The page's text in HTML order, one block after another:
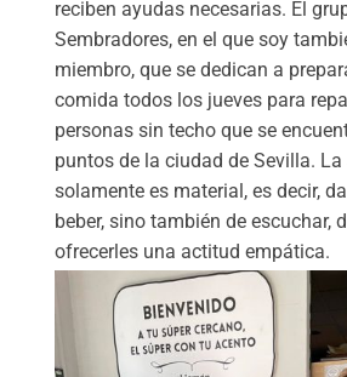
reciben ayudas necesarias. El
Sembradores, en el que soy
miembro, que se dedican a
comida todos los jueves para
personas sin techo que se
puntos de la ciudad de Sevilla.
solamente es material, es decir,
beber, sino también de escuchar,
ofrecerles una actitud empática.